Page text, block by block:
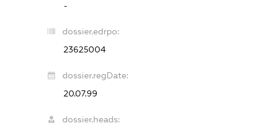
-
dossier.edrpo:
23625004
dossier.regDate:
20.07.99
dossier.heads: